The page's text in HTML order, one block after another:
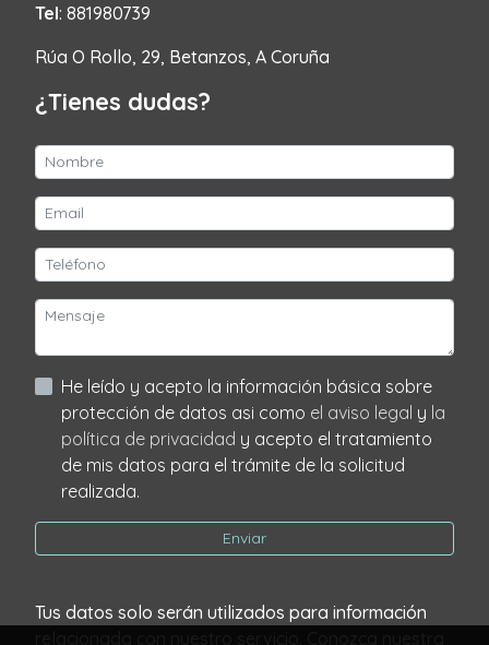
Tel: 881980739
Rúa O Rollo, 29, Betanzos, A Coruña
¿Tienes dudas?
He leído y acepto la información básica sobre
protección de datos asi como el aviso legal y la
política de privacidad y acepto el tratamiento
de mis datos para el trámite de la solicitud
realizada.
Enviar
Tus datos solo serán utilizados para información